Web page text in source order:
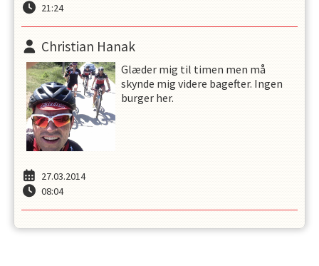
21:24
Christian Hanak
27.03.2014
08:04
Glæder mig til timen men må
skynde mig videre bagefter. Ingen
burger her.